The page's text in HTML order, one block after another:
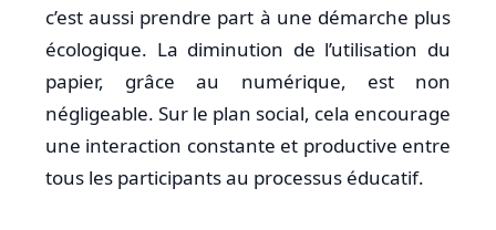
c’est aussi prendre part à une démarche plus
écologique. La diminution de l’utilisation du
papier, grâce au numérique, est non
négligeable. Sur le plan social, cela encourage
une interaction constante et productive entre
tous les participants au processus éducatif.